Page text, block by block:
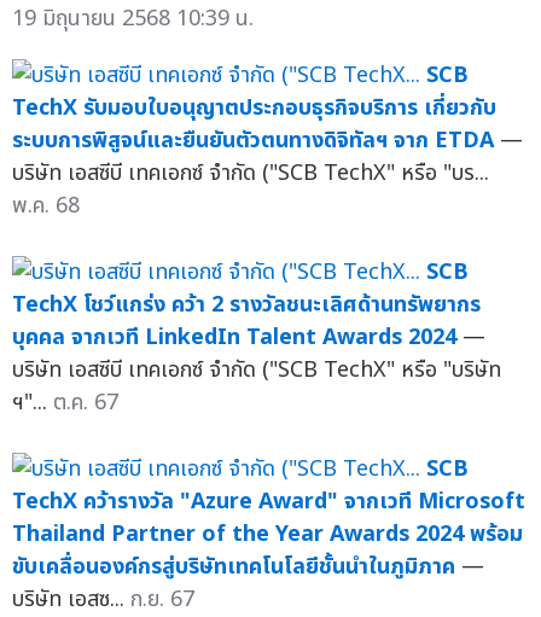
19 มิถุนายน 2568 10:39 น.
SCB
TechX รับมอบใบอนุญาตประกอบธุรกิจบริการ เกี่ยวกับ
ระบบการพิสูจน์และยืนยันตัวตนทางดิจิทัลฯ จาก ETDA —
บริษัท เอสซีบี เทคเอกซ์ จำกัด ("SCB TechX" หรือ "บร...
พ.ค. 68
SCB
TechX โชว์แกร่ง คว้า 2 รางวัลชนะเลิศด้านทรัพยากร
บุคคล จากเวที LinkedIn Talent Awards 2024 —
บริษัท เอสซีบี เทคเอกซ์ จำกัด ("SCB TechX" หรือ "บริษัท
ฯ"... ต.ค. 67
SCB
TechX คว้ารางวัล "Azure Award" จากเวที Microsoft
Thailand Partner of the Year Awards 2024 พร้อม
ขับเคลื่อนองค์กรสู่บริษัทเทคโนโลยีชั้นนำในภูมิภาค —
บริษัท เอสซ... ก.ย. 67